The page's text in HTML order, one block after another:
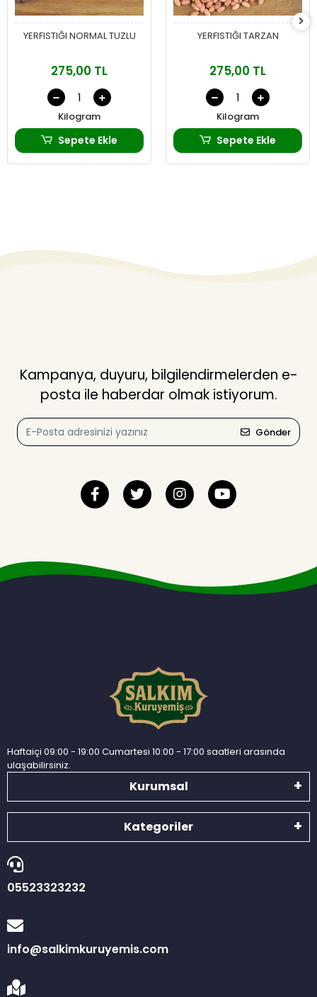
YERFISTIĞI NORMAL TUZLU
275,00 TL
Kilogram
Sepete Ekle
YERFISTIĞI TARZAN
275,00 TL
Kilogram
Sepete Ekle
Kampanya, duyuru, bilgilendirmelerden e-
posta ile haberdar olmak istiyorum.
Gönder
Haftaiçi 09:00 - 19:00 Cumartesi 10:00 - 17:00 saatleri arasında
ulaşabilirsiniz.
Kurumsal
Kategoriler
05523323232
info@salkimkuruyemis.com